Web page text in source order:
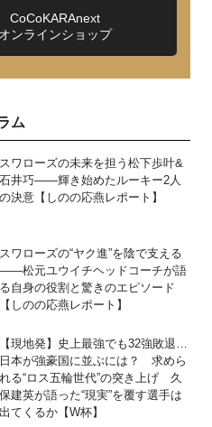
CoCoKARAnext
オンラインショップ
ム
スワローズの未来を担う松下歩叶&
石井巧――輝き始めたルーキー2人
の決意【しのの応燕レポート】
スワローズの“ヤク進”を陰で支える
――松元ユウイチヘッドコーチが語
る自身の役割と驚きのエピソード
【しのの応燕レポート】
【現地発】史上最強でも32強敗退…
日本が強豪国に並ぶには？ 求めら
れる“ロス五輪世代”の突き上げ 久
保建英が語った“現実”を覆す選手は
出てくるか【W杯】